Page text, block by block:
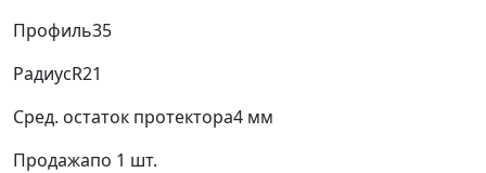
Профиль35
РадиусR21
Сред. остаток протектора4 мм
Продажапо 1 шт.